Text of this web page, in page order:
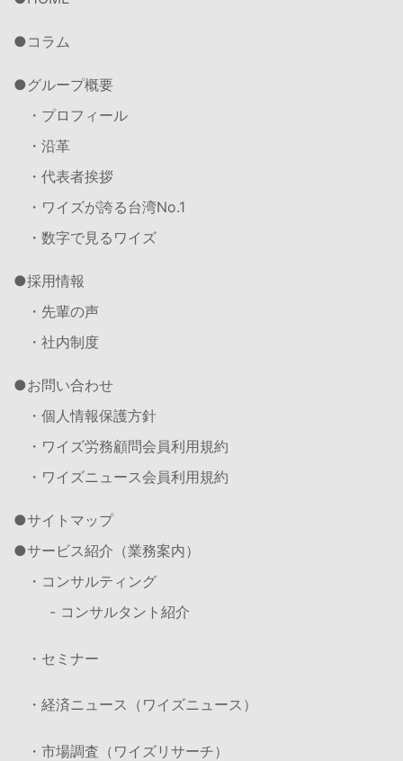
コラム
グループ概要
・プロフィール
・沿革
・代表者挨拶
・ワイズが誇る台湾No.1
・数字で見るワイズ
採用情報
・先輩の声
・社内制度
お問い合わせ
・個人情報保護方針
・ワイズ労務顧問会員利用規約
・ワイズニュース会員利用規約
サイトマップ
サービス紹介（業務案内）
・コンサルティング
- コンサルタント紹介
・セミナー
・経済ニュース（ワイズニュース）
・市場調査（ワイズリサーチ）